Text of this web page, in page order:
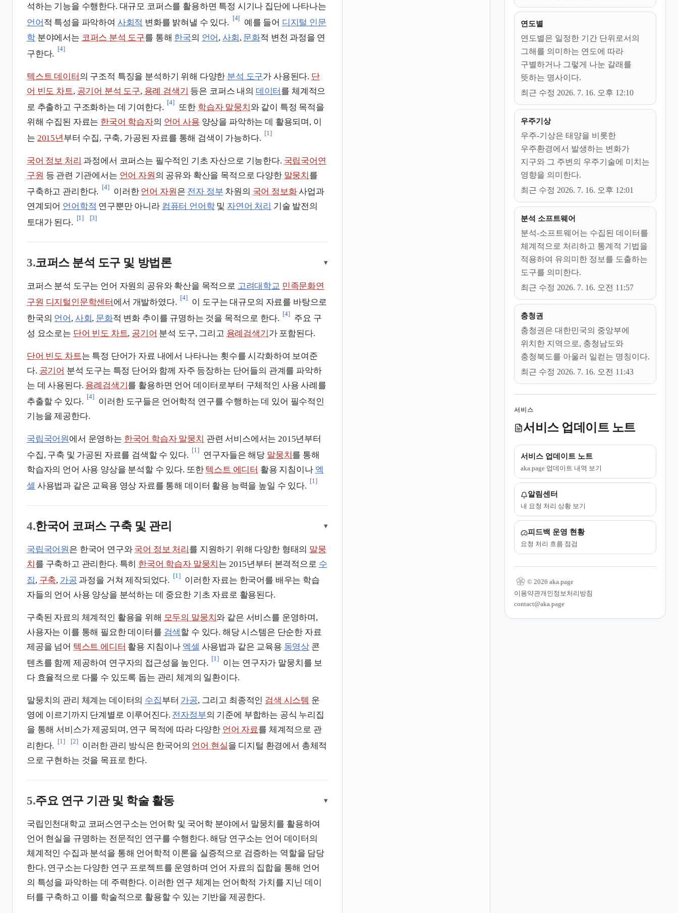
석하는 기능을 수행한다. 대규모 코퍼스를 활용하면 특정 시기나 집단에 나타나는
언어 적 특성을 파악하여 사회적 변화를 밝혀낼 수 있다.
[4]
예를 들어 디지털 인문
학분야에서는 코퍼스 분석 도구를 통해 한국의 언어 , 사회 , 문화적 변천 과정을 연
구한다.
[4]
텍스트 데이터 의 구조적 특징을 분석하기 위해 다양한 분석 도구가 사용된다. 단
어 빈도 차트 , 공기어 분석 도구, 용례 검색기 등은 코퍼스 내의 데이터 를 체계적으
로 추출하고 구조화하는 데 기여한다.
[4]
또한 학습자 말뭉치 와 같이 특정 목적을
위해 수집된 자료는 한국어 학습자의 언어 사용 양상을 파악하는 데 활용되며, 이
는 2015년부터 수집, 구축, 가공된 자료를 통해 검색이 가능하다.
[1]
국어 정보 처리 과정에서 코퍼스는 필수적인 기초 자산으로 기능한다. 국립국어연
구원 등 관련 기관에서는 언어 자원의 공유와 확산을 목적으로 다양한 말뭉치 를
구축하고 관리한다.
[4]
이러한 언어 자원은 전자 정부 차원의 국어 정보화사업과
연계되어 언어학적 연구뿐만 아니라 컴퓨터 언어학및 자연어 처리 기술 발전의
토대가 된다.
[1] [3]
3.코퍼스 분석 도구 및 방법론 ▾
코퍼스 분석 도구는 언어 자원의 공유와 확산을 목적으로 고려대학교 민족문화연
구원 디지털인문학센터 에서 개발하였다.
[4]
이 도구는 대규모의 자료를 바탕으로
한국의 언어 , 사회 , 문화적 변화 추이를 규명하는 것을 목적으로 한다.
[4]
주요 구
성 요소로는 단어 빈도 차트, 공기어 분석 도구, 그리고 용례검색기 가 포함된다.
단어 빈도 차트 는 특정 단어가 자료 내에서 나타나는 횟수를 시각화하여 보여준
다. 공기어 분석 도구는 특정 단어와 함께 자주 등장하는 단어들의 관계를 파악하
는 데 사용된다. 용례검색기를 활용하면 언어 데이터로부터 구체적인 사용 사례를
추출할 수 있다.
[4]
이러한 도구들은 언어학적 연구를 수행하는 데 있어 필수적인
기능을 제공한다.
국립국어원 에서 운영하는 한국어 학습자 말뭉치 관련 서비스에서는 2015년부터
수집, 구축 및 가공된 자료를 검색할 수 있다.
[1]
연구자들은 해당 말뭉치를 통해
학습자의 언어 사용 양상을 분석할 수 있다. 또한 텍스트 에디터 활용 지침이나 엑
셀 사용법과 같은 교육용 영상 자료를 통해 데이터 활용 능력을 높일 수 있다.
[1]
4.한국어 코퍼스 구축 및 관리 ▾
국립국어원 은 한국어 연구와 국어 정보 처리 를 지원하기 위해 다양한 형태의 말뭉
치 를 구축하고 관리한다. 특히 한국어 학습자 말뭉치 는 2015년부터 본격적으로 수
집, 구축, 가공 과정을 거쳐 제작되었다.
[1]
이러한 자료는 한국어를 배우는 학습
자들의 언어 사용 양상을 분석하는 데 중요한 기초 자료로 활용된다.
구축된 자료의 체계적인 활용을 위해 모두의 말뭉치 와 같은 서비스를 운영하며,
사용자는 이를 통해 필요한 데이터를 검색할 수 있다. 해당 시스템은 단순한 자료
제공을 넘어 텍스트 에디터 활용 지침이나 엑셀 사용법과 같은 교육용 동영상 콘
텐츠를 함께 제공하여 연구자의 접근성을 높인다.
[1]
이는 연구자가 말뭉치를 보
다 효율적으로 다룰 수 있도록 돕는 관리 체계의 일환이다.
말뭉치의 관리 체계는 데이터의 수집부터 가공, 그리고 최종적인 검색 시스템 운
영에 이르기까지 단계별로 이루어진다. 전자정부의 기준에 부합하는 공식 누리집
을 통해 서비스가 제공되며, 연구 목적에 따라 다양한 언어 자료를 체계적으로 관
리한다.
[1] [2]
이러한 관리 방식은 한국어의 언어 현실을 디지털 환경에서 총체적
으로 구현하는 것을 목표로 한다.
5.주요 연구 기관 및 학술 활동 ▾
국립인천대학교 코퍼스연구소는 언어학 및 국어학 분야에서 말뭉치를 활용하여
언어 현실을 규명하는 전문적인 연구를 수행한다. 해당 연구소는 언어 데이터의
체계적인 수집과 분석을 통해 언어학적 이론을 실증적으로 검증하는 역할을 담당
한다. 연구소는 다양한 연구 프로젝트를 운영하며 언어 자료의 집합을 통해 언어
의 특성을 파악하는 데 주력한다. 이러한 연구 체계는 언어학적 가치를 지닌 데이
터를 구축하고 이를 학술적으로 활용할 수 있는 기반을 제공한다.
연도별
연도별은 일정한 기간 단위로서의
그해를 의미하는 연도에 따라
구별하거나 그렇게 나눈 갈래를
뜻하는 명사이다.
최근 수정 2026. 7. 16. 오후 12:10
우주기상
우주-기상은 태양을 비롯한
우주환경에서 발생하는 변화가
지구와 그 주변의 우주기술에 미치는
영향을 의미한다.
최근 수정 2026. 7. 16. 오후 12:01
분석 소프트웨어
분석-소프트웨어는 수집된 데이터를
체계적으로 처리하고 통계적 기법을
적용하여 유의미한 정보를 도출하는
도구를 의미한다.
최근 수정 2026. 7. 16. 오전 11:57
충청권
충청권은 대한민국의 중앙부에
위치한 지역으로, 충청남도와
충청북도를 아울러 일컫는 명칭이다.
최근 수정 2026. 7. 16. 오전 11:43
서비스
서비스 업데이트 노트
서비스 업데이트 노트
aka.page 업데이트 내역 보기
알림센터
내 요청 처리 상황 보기
피드백 운영 현황
요청 처리 흐름 점검
© 2026 aka.page
이용약관개인정보처리방침
contact@aka.page